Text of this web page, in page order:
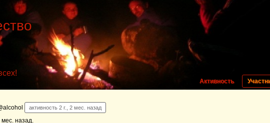
Активность
активность 2 г., 2 мес. назад
мес. назад.